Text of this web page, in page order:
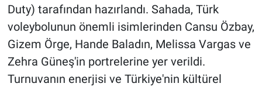
Duty) tarafından hazırlandı. Sahada, Türk
voleybolunun önemli isimlerinden Cansu Özbay,
Gizem Örge, Hande Baladın, Melissa Vargas ve
Zehra Güneş'in portrelerine yer verildi.
Turnuvanın enerjisi ve Türkiye'nin kültürel